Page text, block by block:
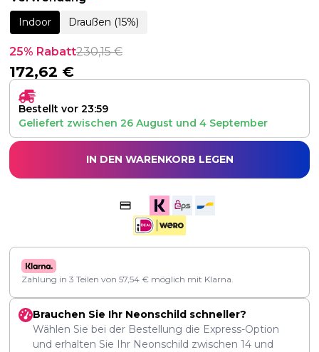
Indoor Draußen (15%)
25% Rabatt230,15€
172,62 €
Bestellt vor 23:59
Geliefert zwischen 26 August und 4 September
IN DEN WARENKORB LEGEN
Zahlung in 3 Teilen von 57,54 € möglich mit Klarna.
Brauchen Sie Ihr Neonschild schneller?
Wählen Sie bei der Bestellung die Express-Option
und erhalten Sie Ihr Neonschild zwischen 14 und